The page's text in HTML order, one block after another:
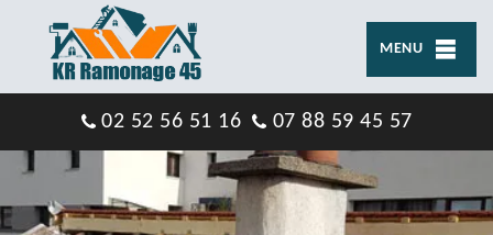
MENU
02 52 56 51 16 07 88 59 45 57